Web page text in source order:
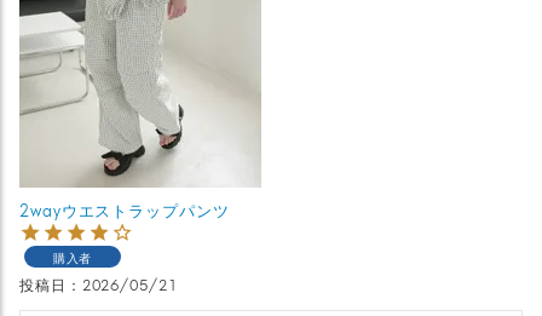
2wayウエストラップパンツ
購入者
投稿日 2026/05/21